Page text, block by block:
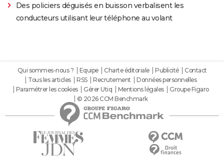
Des policiers déguisés en buisson verbalisent les
conducteurs utilisant leur téléphone au volant
Qui sommes-nous ? Equipe Charte éditoriale Publicité
Contact
Tous les articles
RSS Recrutement
Données personnelles
Paramétrer les cookies
Gérer Utiq Mentions légales
Groupe Figaro
© 2026 CCM Benchmark